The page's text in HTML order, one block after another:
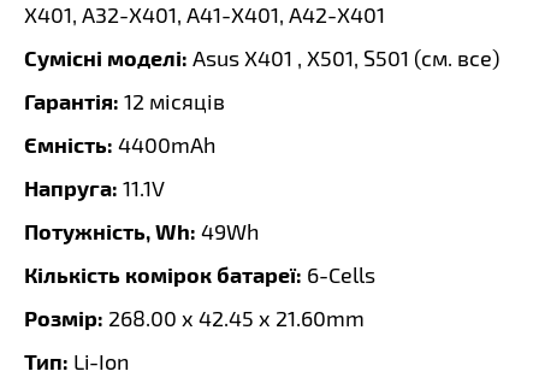
X401, A32-X401, A41-X401, A42-X401
Сумісні моделі: Asus X401 , X501, S501 (см. все)
Гарантія: 12 місяців
Ємність: 4400mAh
Напруга: 11.1V
Потужність, Wh: 49Wh
Кількість комірок батареї: 6-Cells
Розмір: 268.00 x 42.45 x 21.60mm
Тип: Li-Ion